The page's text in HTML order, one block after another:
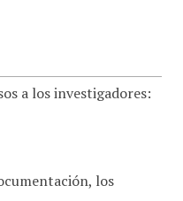
a los investigadores:
los